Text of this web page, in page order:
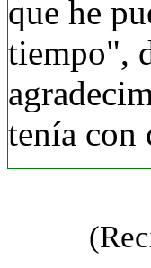
que he
tiempo",
tenía con